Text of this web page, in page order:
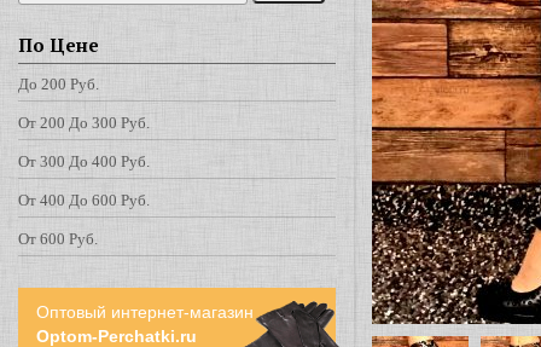
По Цене
До 200 Руб.
От 200 До 300 Руб.
От 300 До 400 Руб.
От 400 До 600 Руб.
От 600 Руб.
Оптовый интернет-магазин
Optom-Perchatki.ru